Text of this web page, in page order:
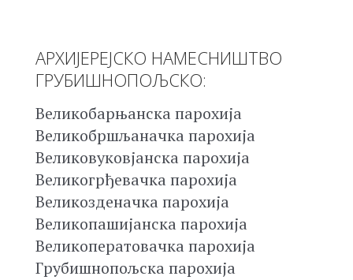
АРХИЈЕРЕЈСКО НАМЕСНИШТВО
ГРУБИШНОПОЉСКО:
Великобарњанска парохија
Великобршљаначка парохија
Великовуковјанска парохија
Великогрђевачка парохија
Великозденачка парохија
Великопашијанска парохија
Великоператовачка парохија
Грубишнопољска парохија